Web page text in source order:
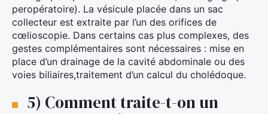
peropératoire). La vésicule placée dans un sac
collecteur est extraite par l’un des orifices de
cœlioscopie. Dans certains cas plus complexes, des
gestes complémentaires sont nécessaires : mise en
place d’un drainage de la cavité abdominale ou des
voies biliaires,traitement d’un calcul du cholédoque.
5) Comment traite-t-on un